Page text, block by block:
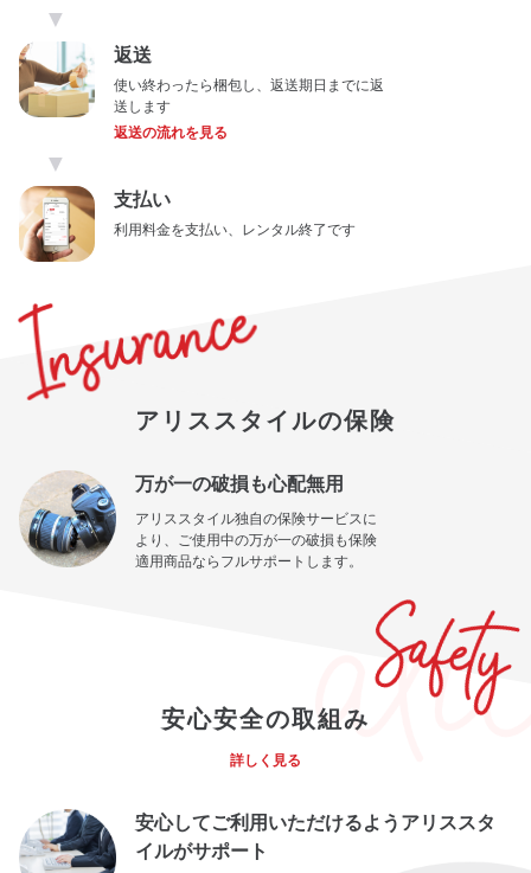
▼
返送
使い終わったら梱包し、返送期日までに返
送します
返送の流れを見る
▼
支払い
利用料金を支払い、レンタル終了です
アリススタイルの保険
万が一の破損も心配無用
アリススタイル独自の保険サービスに
より、ご使用中の万が一の破損も保険
適用商品ならフルサポートします。
安心安全の取組み
詳しく見る
安心してご利用いただけるようアリススタ
イルがサポート